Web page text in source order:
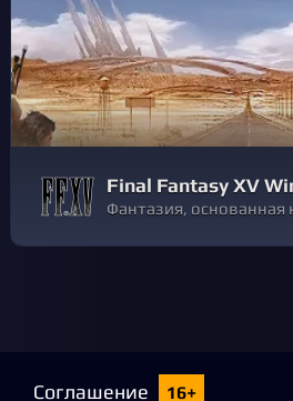
Final Fantasy XV
Фантазия, основанная
Соглашение 16+